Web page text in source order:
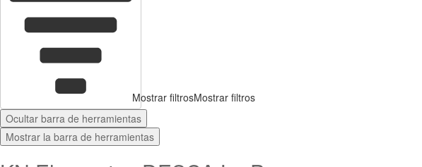
Mostrar filtrosMostrar filtros
Ocultar barra de herramientas
Mostrar la barra de herramientas